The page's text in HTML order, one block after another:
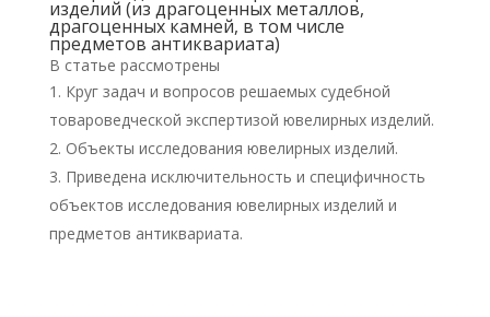
изделий (из драгоценных металлов,
драгоценных камней, в том числе
предметов антиквариата)
В статье рассмотрены
Круг задач и вопросов решаемых судебной
товароведческой экспертизой ювелирных изделий.
Объекты исследования ювелирных изделий.
Приведена исключительность и специфичность
объектов исследования ювелирных изделий и
предметов антиквариата.